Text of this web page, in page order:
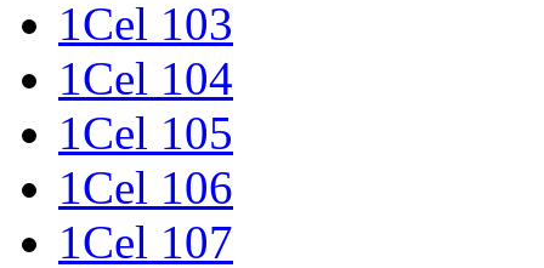
1Cel 103
1Cel 104
1Cel 105
1Cel 106
1Cel 107